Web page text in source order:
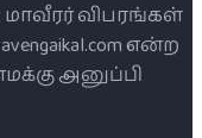
விபரங்கள்
என்ற
அனுப்பி